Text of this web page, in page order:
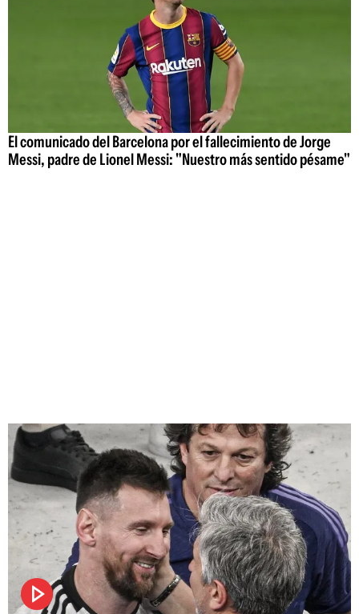
El comunicado del Barcelona por el fallecimiento de Jorge
Messi, padre de Lionel Messi: "Nuestro más sentido pésame"